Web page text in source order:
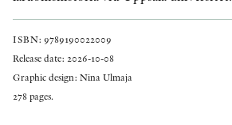
ISBN: 9789190022009
Release date: 2026-10-08
Graphic design: Nina Ulmaja
278 pages.